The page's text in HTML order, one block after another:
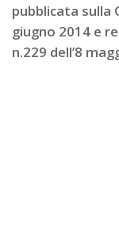
pubblicata sulla
giugno 2014 e
n.229 dell’8